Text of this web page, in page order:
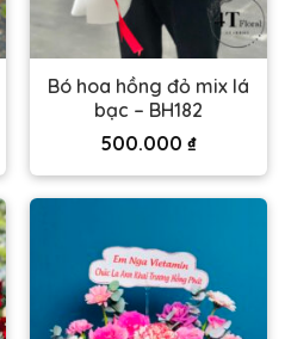
Bó hoa hồng đỏ mix lá
bạc – BH182
500.000 ₫